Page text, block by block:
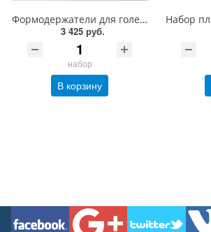
Формодержатели для голенищ сапог Tarrago, набор 5 пар
3 425 руб.
набор
В корзину